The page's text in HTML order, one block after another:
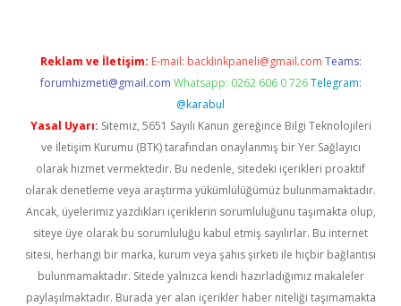
Reklam ve İletişim: E-mail: backlinkpaneli@gmail.com Teams:
forumhizmeti@gmail.com Whatsapp: 0262 606 0 726 Telegram:
@karabul
Yasal Uyarı: Sitemiz, 5651 Sayılı Kanun gereğince Bilgi Teknolojileri
ve İletişim Kurumu (BTK) tarafından onaylanmış bir Yer Sağlayıcı
olarak hizmet vermektedir. Bu nedenle, sitedeki içerikleri proaktif
olarak denetleme veya araştırma yükümlülüğümüz bulunmamaktadır.
Ancak, üyelerimiz yazdıkları içeriklerin sorumluluğunu taşımakta olup,
siteye üye olarak bu sorumluluğu kabul etmiş sayılırlar. Bu internet
sitesi, herhangi bir marka, kurum veya şahıs şirketi ile hiçbir bağlantısı
bulunmamaktadır. Sitede yalnızca kendi hazırladığımız makaleler
paylaşılmaktadır. Burada yer alan içerikler haber niteliği taşımamakta